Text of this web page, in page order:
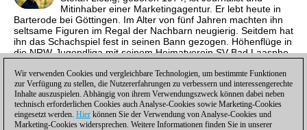
Mitinhaber einer Marketingagentur. Er lebt heute in
Barterode bei Göttingen. Im Alter von fünf Jahren machten ihn
seltsame Figuren im Regal der Nachbarn neugierig. Seitdem hat
ihn das Schachspiel fest in seinen Bann gezogen. Höhenflüge in
die NRW-Jugendliga mit seinem Heimatverein SV Bad Laasphe
Göttingen waren Highlights für den ehemaligen
Jugendsüdwestfalenmeister.
Wir verwenden Cookies und vergleichbare Technologien, um bestimmte Funktionen
zur Verfügung zu stellen, die Nutzererfahrungen zu verbessern und interessengerechte
Inhalte auszuspielen. Abhängig von ihrem Verwendungszweck können dabei neben
technisch erforderlichen Cookies auch Analyse-Cookies sowie Marketing-Cookies
eingesetzt werden. Hier können Sie der Verwendung von Analyse-Cookies und
Marketing-Cookies widersprechen. Weitere Informationen finden Sie in unserer